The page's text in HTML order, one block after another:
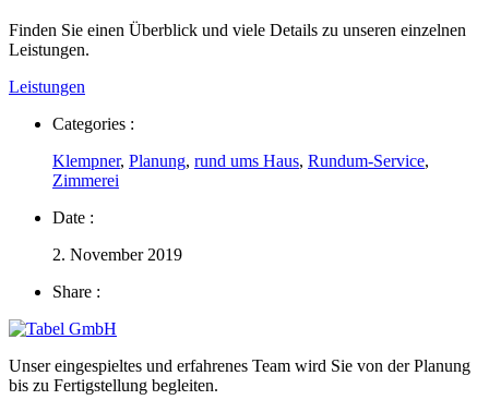
Finden Sie einen Überblick und viele Details zu unseren einzelnen
Leistungen.
Leistungen
Categories :
Klempner, Planung, rund ums Haus, Rundum-Service,
Zimmerei
Date :
2. November 2019
Share :
Unser eingespieltes und erfahrenes Team wird Sie von der Planung
bis zu Fertigstellung begleiten.